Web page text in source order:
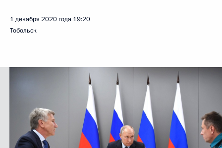
1 декабря 2020 года 19:20
Тобольск